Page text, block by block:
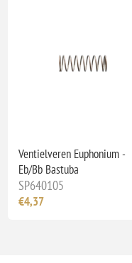
Ventielveren Euphonium -
Eb/Bb Bastuba
SP640105
€4,37